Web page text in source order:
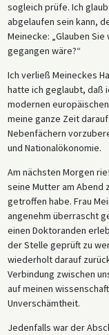
sogleich prüfe. Ich
abgelaufen sein kann,
Meinecke: „Glauben
gegangen wäre?“
Ich verließ Meineckes
hatte ich geglaubt, daß
modernen
meine ganze Zeit
Nebenfächern
und Nationalökonomie.
Am nächsten Morgen
seine Mutter am Abend
getroffen habe. Frau
angenehm überrascht
einen Doktoranden
der Stelle geprüft zu
wiederholt darauf
Verbindung zwischen
auf meinen
Unverschämtheit.
Jedenfalls war der